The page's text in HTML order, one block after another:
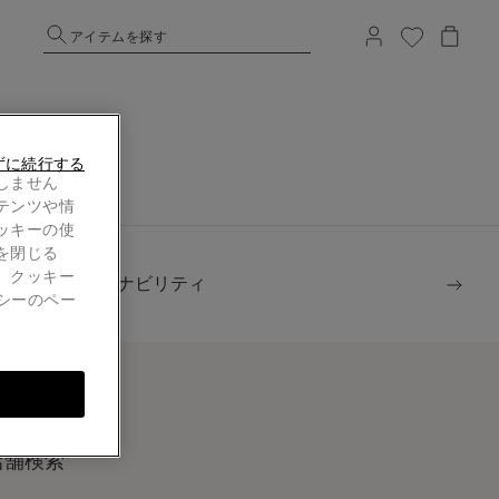
アイテムを探す
サステナビリティ
舗検索
ません
ンツや情
キーの使
閉じる
クッキー
ーのペー
に続行する